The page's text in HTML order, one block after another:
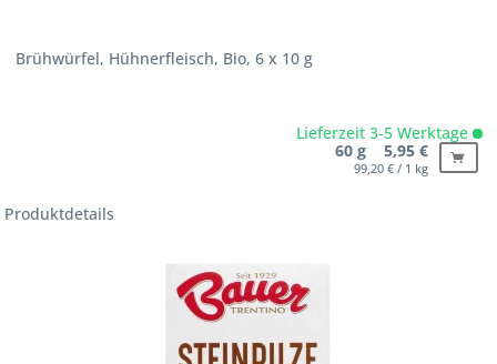
Brühwürfel, Hühnerfleisch, Bio, 6 x 10 g
Lieferzeit 3-5 Werktage
60 g 5,95 €
99,20 € / 1 kg
Produktdetails